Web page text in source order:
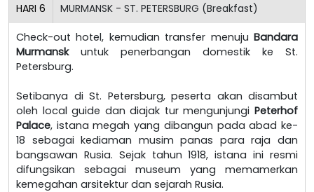
HARI 6 MURMANSK - ST. PETERSBURG (Breakfast)
Check-out hotel, kemudian transfer menuju Bandara
Murmanskuntuk penerbangan domestik ke St.
Petersburg.
Setibanya di St. Petersburg, peserta akan disambut
oleh local guide dan diajak tur mengunjungi Peterhof
Palace, istana megah yang dibangun pada abad ke-
18 sebagai kediaman musim panas para raja dan
bangsawan Rusia. Sejak tahun 1918, istana ini resmi
difungsikan sebagai museum yang memamerkan
kemegahan arsitektur dan sejarah Rusia.